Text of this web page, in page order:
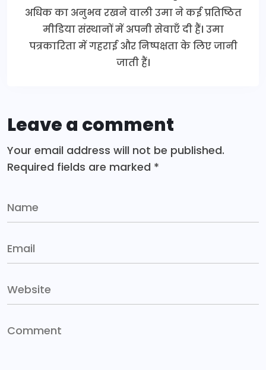
अधिक का अनुभव रखने वाली उमा ने कई प्रतिष्ठित
मीडिया संस्थानों में अपनी सेवाएँ दी हैं। उमा
पत्रकारिता में गहराई और निष्पक्षता के लिए जानी
जाती हैं।
Leave a comment
Your email address will not be published.
Required fields are marked *